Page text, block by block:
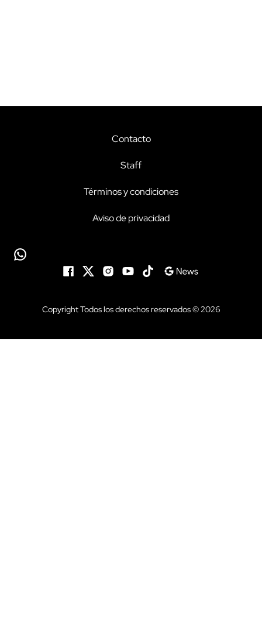
Contacto
Staff
Términos y condiciones
Aviso de privacidad
Copyright Todos los derechos reservados © 2026